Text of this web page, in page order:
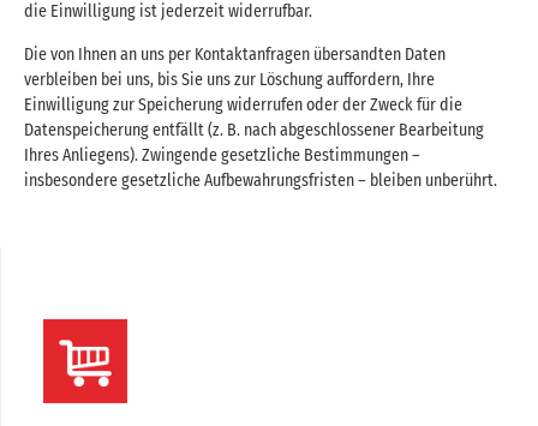
die Einwilligung ist jederzeit widerrufbar.
Die von Ihnen an uns per Kontaktanfragen übersandten Daten
verbleiben bei uns, bis Sie uns zur Löschung auffordern, Ihre
Einwilligung zur Speicherung widerrufen oder der Zweck für die
Datenspeicherung entfällt (z. B. nach abgeschlossener Bearbeitung
Ihres Anliegens). Zwingende gesetzliche Bestimmungen –
insbesondere gesetzliche Aufbewahrungsfristen – bleiben unberührt.